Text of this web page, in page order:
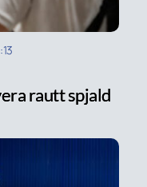
rautt spjald